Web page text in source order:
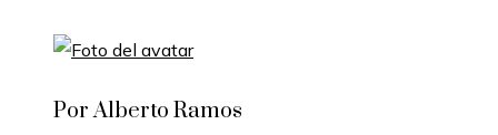
Por Alberto Ramos